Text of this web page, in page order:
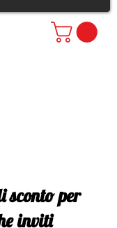
sconto per
inviti